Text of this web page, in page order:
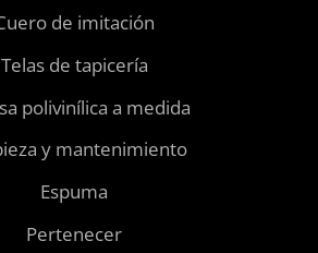
de imitación
Telas de tapicería
polivinílica a medida
y mantenimiento
Espuma
Pertenecer